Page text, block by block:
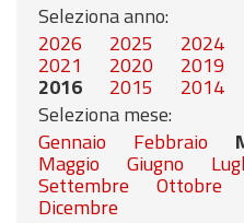
Seleziona anno:
2026
2025 2024
2021 2020 2019
2016 2015 2014
Seleziona mese:
Gennaio
Febbraio
Maggio Giugno
Settembre Ottobre
Dicembre